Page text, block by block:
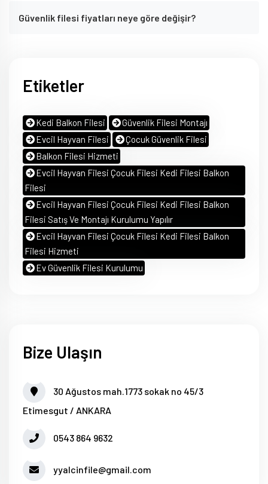
Güvenlik filesi fiyatları neye göre değişir?
Etiketler
Kedi Balkon Filesi
Güvenlik Filesi Montajı
Evcil Hayvan Filesi
Çocuk Güvenlik Filesi
Balkon Filesi Hizmeti
Evcil Hayvan Filesi Çocuk Filesi Kedi Filesi Balkon
Filesi
Evcil Hayvan Filesi Çocuk Filesi Kedi Filesi Balkon
Filesi Satış Ve Montajı Kurulumu Yapılır
Evcil Hayvan Filesi Çocuk Filesi Kedi Filesi Balkon
Filesi Hizmeti
Ev Güvenlik Filesi Kurulumu
Bize Ulaşın
30 Ağustos mah.1773 sokak no 45/3
Etimesgut / ANKARA
0543 864 9632
yyalcinfile@gmail.com